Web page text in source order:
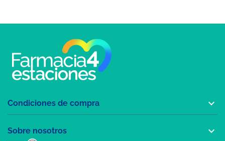
Condiciones de compra 
Sobre nosotros 